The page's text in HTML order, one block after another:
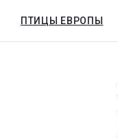
ПТИЦЫ ЕВРОПЫ
ПТИЦЫ ЕВРОПЫ